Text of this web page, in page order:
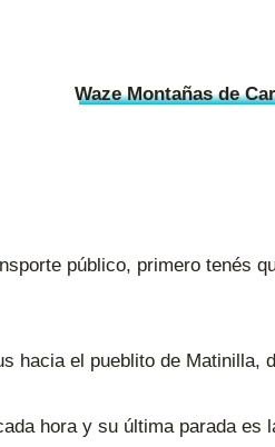
Waze Montañas de
público, primero tenés
hacia el pueblito de Matinilla,
hora y su última parada